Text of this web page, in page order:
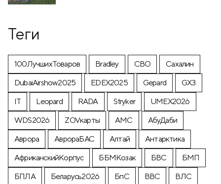
Теги
100ЛучшихТоваров Bradley CВО
Cахалин
DubaiAirshow2025
EDEX2025 Gepard
GX3
IT
Leopard RADA Stryker
UMEX2026
WDS2026
ZOVкарты АМС
АбуДаби
Аврора
АврораБАС Алтай
Антарктика
АфриканскийКорпус
ББМКозак БВС
БМП
БПЛА
Беларусь2026 БпС ВВС
ВЛС